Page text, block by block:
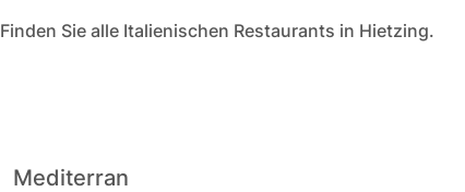
Finden Sie alle Italienischen Restaurants in Hietzing.
Mediterran